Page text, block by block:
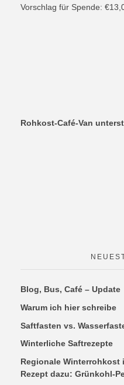
Vorschlag für Spende: €
Rohkost-Café-Van
Blog, Bus, Café – Update
Warum ich hier schreibe
Saftfasten vs.
Winterliche Saftrezepte
Regionale Winterrohkost
Rezept dazu: Grünkohl-